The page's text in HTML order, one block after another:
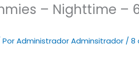
– Nighttime –
PorAdministrador Adminsitrador /8